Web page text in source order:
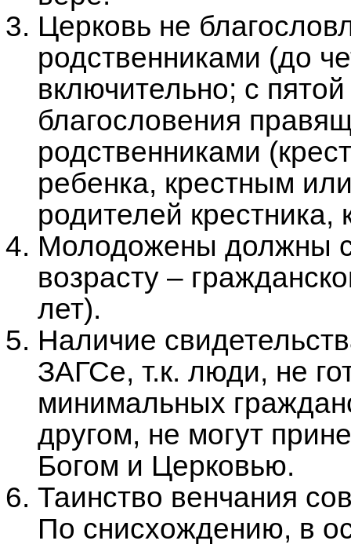
Церковь не
родственниками (до
включительно; с
благословения
родственниками
ребенка, крестным
родителей
Молодожены должны
возрасту –
лет).
Наличие
ЗАГСе, т.к. люди, не
минимальных
другом, не могут
Богом и Церковью.
Таинство венчания
По снисхождению, в